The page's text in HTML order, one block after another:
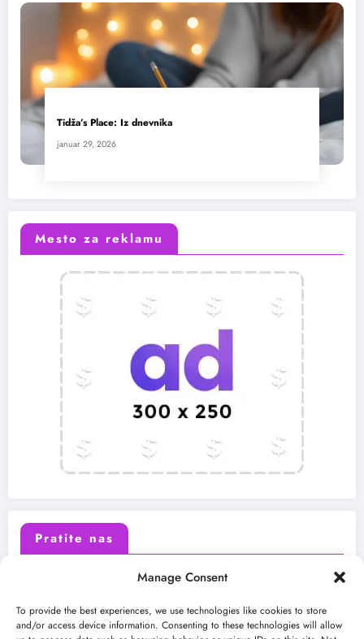
Manage Consent
To provide the best experiences, we use technologies like cookies to store
and/or access device information. Consenting to these technologies will allow
Tidža’s Place: Iz dnevnika
januar 29, 2026
Mesto za reklamu
Pratite nas